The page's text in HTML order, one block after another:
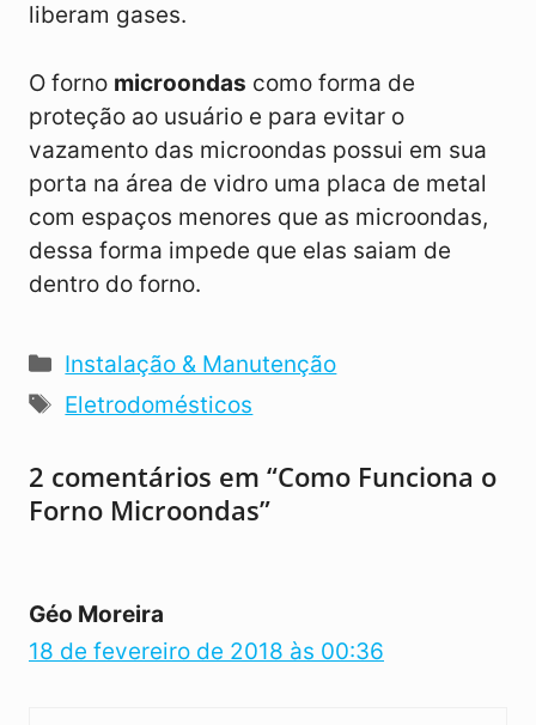
liberam gases.
O forno microondas como forma de
proteção ao usuário e para evitar o
vazamento das microondas possui em sua
porta na área de vidro uma placa de metal
com espaços menores que as microondas,
dessa forma impede que elas saiam de
dentro do forno.
Categorias
Instalação & Manutenção
Tags
Eletrodomésticos
2 comentários em “Como Funciona o
Forno Microondas”
Géo Moreira
18 de fevereiro de 2018 às 00:36